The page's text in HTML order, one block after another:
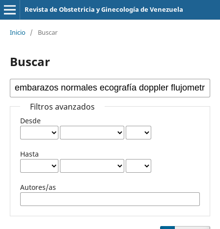
Revista de Obstetricia y Ginecología de Venezuela
Inicio / Buscar
Buscar
Filtros avanzados
Desde
Hasta
Autores/as